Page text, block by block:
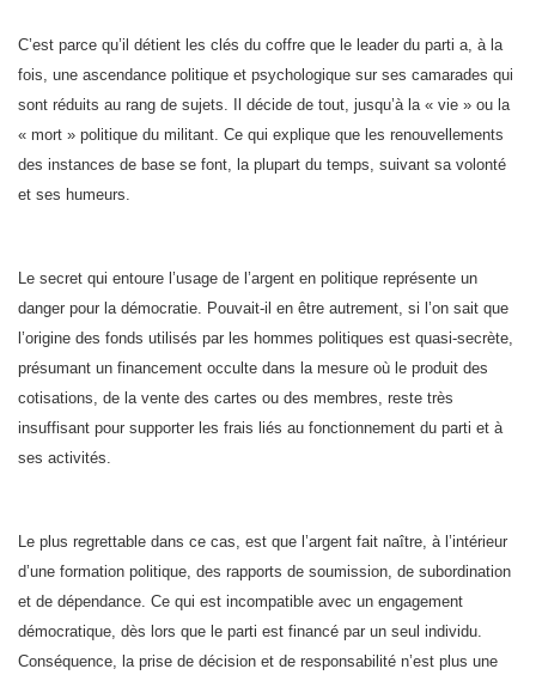
C’est parce qu’il détient les clés du coffre que le leader du parti a, à la
fois, une ascendance politique et psychologique sur ses camarades qui
sont réduits au rang de sujets. Il décide de tout, jusqu’à la « vie » ou la
« mort » politique du militant. Ce qui explique que les renouvellements
des instances de base se font, la plupart du temps, suivant sa volonté
et ses humeurs.
Le secret qui entoure l’usage de l’argent en politique représente un
danger pour la démocratie. Pouvait-il en être autrement, si l’on sait que
l’origine des fonds utilisés par les hommes politiques est quasi-secrète,
présumant un financement occulte dans la mesure où le produit des
cotisations, de la vente des cartes ou des membres, reste très
insuffisant pour supporter les frais liés au fonctionnement du parti et à
ses activités.
Le plus regrettable dans ce cas, est que l’argent fait naître, à l’intérieur
d’une formation politique, des rapports de soumission, de subordination
et de dépendance. Ce qui est incompatible avec un engagement
démocratique, dès lors que le parti est financé par un seul individu.
Conséquence, la prise de décision et de responsabilité n’est plus une